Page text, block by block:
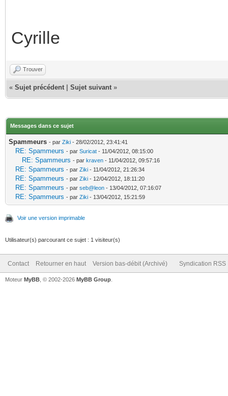
Cyrille
Trouver
« Sujet précédent Sujet suivant »
Messages dans ce sujet
Spammeurs - par Ziki - 28/02/2012, 23:41:41
RE: Spammeurs - par Suricat - 11/04/2012, 08:15:00
RE: Spammeurs - par kraven - 11/04/2012, 09:57:16
RE: Spammeurs - par Ziki - 11/04/2012, 21:26:34
RE: Spammeurs - par Ziki - 12/04/2012, 18:11:20
RE: Spammeurs - par seb@leon - 13/04/2012, 07:16:07
RE: Spammeurs - par Ziki - 13/04/2012, 15:21:59
Voir une version imprimable
Utilisateur(s) parcourant ce sujet : 1 visiteur(s)
Contact Retourner en haut Version bas-débit (Archivé) Syndication RSS
Moteur MyBB , © 2002-2026 MyBB Group